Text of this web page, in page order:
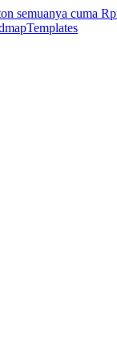
semuanya cuma Rp
Templates